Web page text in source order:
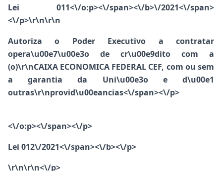
Lei 011<\/o:p><\/span><\/b>\/2021<\/span>
<\/p>\r\n\r\n
Autoriza o Poder Executivo a contratar
opera\u00e7\u00e3o de cr\u00e9dito com a
(o)\r\nCAIXA ECONOMICA FEDERAL CEF, com ou sem
a garantia da Uni\u00e3o e d\u00e1
outras\r\nprovid\u00eancias<\/span><\/p>
<\/o:p><\/span><\/p>
Lei 012\/2021<\/span><\/b><\/p>
\r\n\r\n<\/p>